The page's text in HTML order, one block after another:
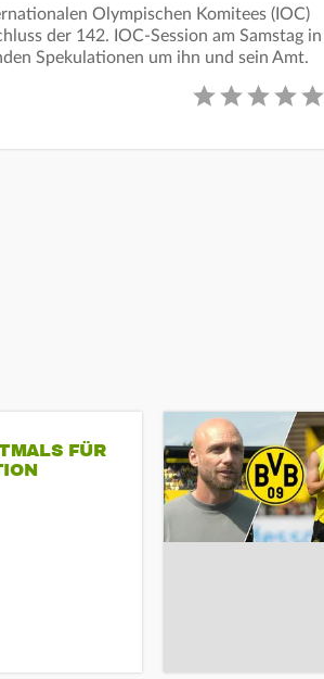
Olympischen Komitees (IOC)
der 142. IOC-Session am Samstag in
Spekulationen um ihn und sein Amt.
FÜR